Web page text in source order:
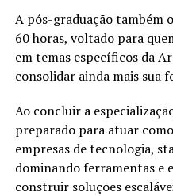
A pós-graduação também
60 horas, voltado para
em temas específicos da
consolidar ainda mais sua
Ao concluir a
preparado para atuar
empresas de tecnologia,
dominando ferramentas e
construir soluções